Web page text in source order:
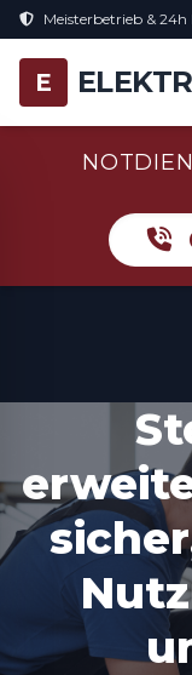
Meisterbetrieb & 24h
E